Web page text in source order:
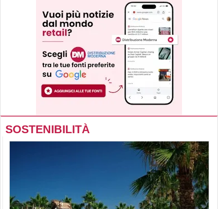
SOSTENIBILITÀ